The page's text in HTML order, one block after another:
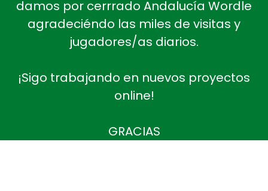
damos por cerrrado Andalucía Wordle
agradeciéndo las miles de visitas y
jugadores/as diarios.
¡Sigo trabajando en nuevos proyectos
online!
GRACIAS